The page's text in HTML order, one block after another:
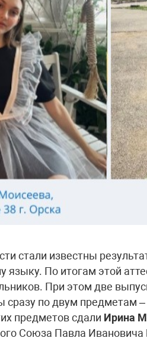
стали известны
языку. По итогам этой
При этом две
по двум предметам
предметов сдали Ирина
Союза Павла Ивановича